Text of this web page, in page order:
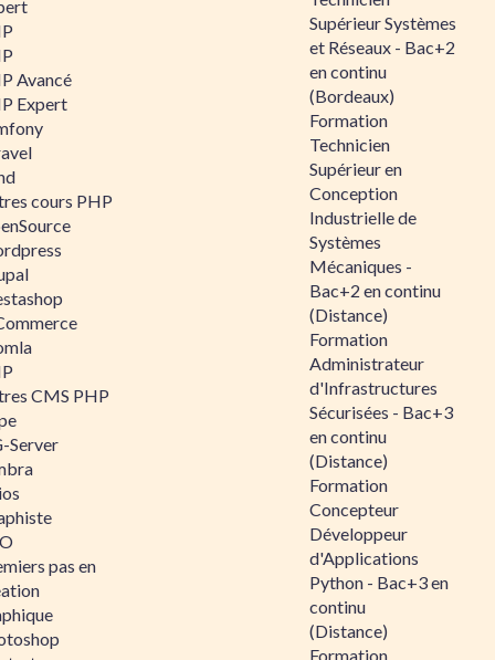
Avancé
Expert
cours PHP
CMS PHP
Server
pas en
Supérieur Systèmes
et Réseaux - Bac+2
en continu
(Bordeaux)
Formation
Technicien
Supérieur en
Conception
Industrielle de
Systèmes
Mécaniques -
Bac+2 en continu
(Distance)
Formation
Administrateur
d'Infrastructures
Sécurisées - Bac+3
en continu
(Distance)
Formation
Concepteur
Développeur
d'Applications
Python - Bac+3 en
continu
(Distance)
Formation